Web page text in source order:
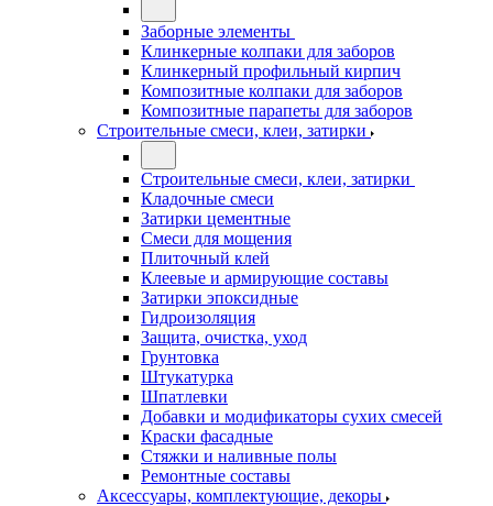
Заборные элементы
Клинкерные колпаки для заборов
Клинкерный профильный кирпич
Композитные колпаки для заборов
Композитные парапеты для заборов
Строительные смеси, клеи, затирки
Строительные смеси, клеи, затирки
Кладочные смеси
Затирки цементные
Смеси для мощения
Плиточный клей
Клеевые и армирующие составы
Затирки эпоксидные
Гидроизоляция
Защита, очистка, уход
Грунтовка
Штукатурка
Шпатлевки
Добавки и модификаторы сухих смесей
Краски фасадные
Стяжки и наливные полы
Ремонтные составы
Аксессуары, комплектующие, декоры